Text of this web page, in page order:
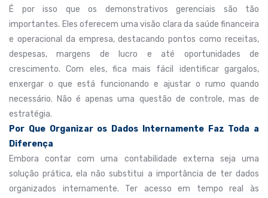
É por isso que os demonstrativos gerenciais são tão
importantes. Eles oferecem uma visão clara da saúde financeira
e operacional da empresa, destacando pontos como receitas,
despesas, margens de lucro e até oportunidades de
crescimento. Com eles, fica mais fácil identificar gargalos,
enxergar o que está funcionando e ajustar o rumo quando
necessário. Não é apenas uma questão de controle, mas de
estratégia.
Por Que Organizar os Dados Internamente Faz Toda a
Diferença
Embora contar com uma contabilidade externa seja uma
solução prática, ela não substitui a importância de ter dados
organizados internamente. Ter acesso em tempo real às